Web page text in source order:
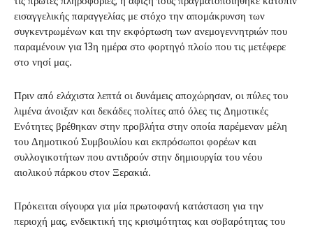
εισαγγελικής παραγγελίας με στόχο την απομάκρυνση των
συγκεντρωμένων και την εκφόρτωση των ανεμογεννητριών που
παραμένουν για 13η ημέρα στο φορτηγό πλοίο που τις μετέφερε
στο νησί μας.
Πριν από ελάχιστα λεπτά οι δυνάμεις αποχώρησαν, οι πύλες του
λιμένα άνοιξαν και δεκάδες πολίτες από όλες τις Δημοτικές
Ενότητες βρέθηκαν στην προβλήτα στην οποία παρέμεναν μέλη
του Δημοτικού Συμβουλίου και εκπρόσωποι φορέων και
συλλογικοτήτων που αντιδρούν στην δημιουργία του νέου
αιολικού πάρκου στον Ξερακιά.
Πρόκειται σίγουρα για μία πρωτοφανή κατάσταση για την
περιοχή μας, ενδεικτική της κρισιμότητας και σοβαρότητας του